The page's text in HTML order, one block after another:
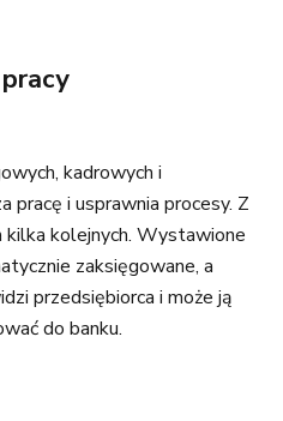
kadrowych i
pracę i usprawnia procesy. Z
kolejnych. Wystawione
zaksięgowane, a
przedsiębiorca i może ją
do banku.